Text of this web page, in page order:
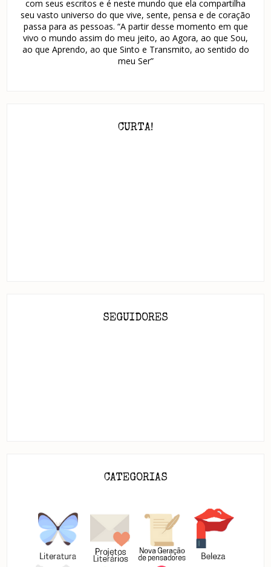
com seus escritos e é neste mundo que ela compartilha
seu vasto universo do que vive, sente, pensa e de coração
passa para as pessoas. “A partir desse momento em que
vivo o mundo assim do meu jeito, ao Agora, ao que Sou,
ao que Aprendo, ao que Sinto e Transmito, ao sentido do
meu Ser”
CURTA!
SEGUIDORES
CATEGORIAS